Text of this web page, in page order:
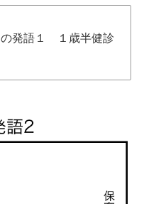
発語１ １歳半健診